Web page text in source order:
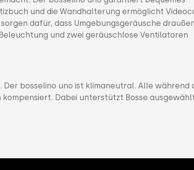
und die Wandhalterung ermöglicht
dafür, dass Umgebungsgeräusche
und zwei geräuschlose Ventilatoren
bosselino uno ist klimaneutral. Alle während
Dabei unterstützt Bosse